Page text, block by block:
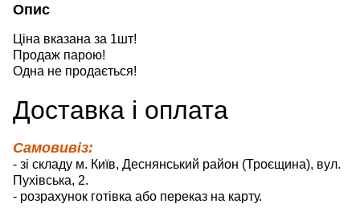
Опис
Ціна вказана за 1шт!
Продаж парою!
Одна не продається!
Доставка і оплата
Самовивіз:
- зі складу м. Київ, Деснянський район (Троєщина), вул.
Пухівська, 2.
- розрахунок готівка або переказ на карту.